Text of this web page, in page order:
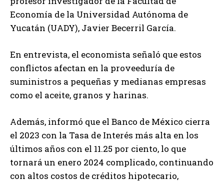
Economía de la Universidad Autónoma de
Yucatán (UADY), Javier Becerril García.
En entrevista, el economista señaló que estos
conflictos afectan en la proveeduría de
suministros a pequeñas y medianas empresas
como el aceite, granos y harinas.
Además, informó que el Banco de México cierra
el 2023 con la Tasa de Interés más alta en los
últimos años con el 11.25 por ciento, lo que
tornará un enero 2024 complicado, continuando
con altos costos de créditos hipotecario,